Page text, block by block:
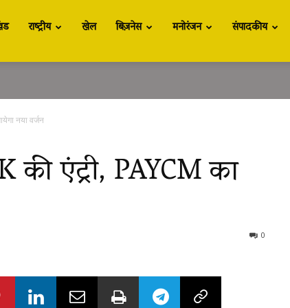
राष्ट्रीय खेल बिज़नेस मनोरंजन संपादकीय
नया वर्जन
एंट्री, PAYCM का
0